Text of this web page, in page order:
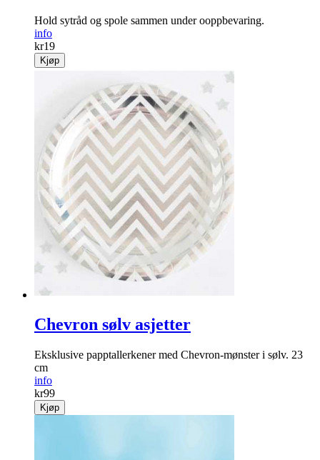
Hold sytråd og spole sammen under ooppbevaring.
info
kr19
Kjøp
Chevron sølv asjetter
Eksklusive papptallerkener med Chevron-mønster i sølv. 23
cm
info
kr99
Kjøp